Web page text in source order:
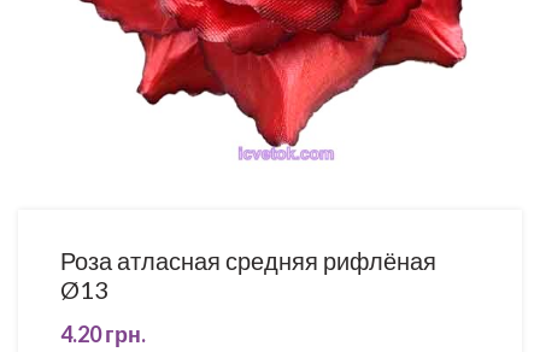
Роза атласная средняя рифлёная
Ø13
4.20грн.